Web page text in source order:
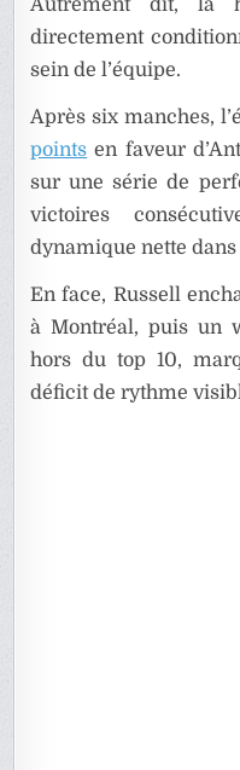
Autrement dit, la
directement
sein de l’équipe.
Après six manches,
points en faveur
sur une série de
victoires
dynamique nette
En face, Russell
à Montréal, puis un
hors du top 10,
déficit de rythme